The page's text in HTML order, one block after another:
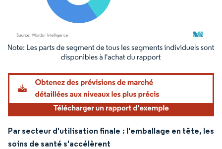
Image © Mordor Intelligence. La réutilisation nécessite une attribution sous CC BY
Par secteur d'utilisation finale : l'emballage en tête, les
soins de santé s'accélèrent